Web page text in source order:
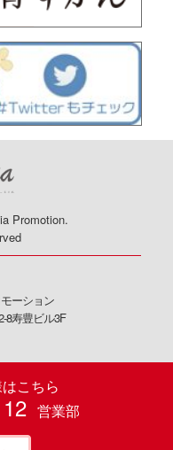
Promotion.
ーション
8寿豊ビル3F
こちら
営業部